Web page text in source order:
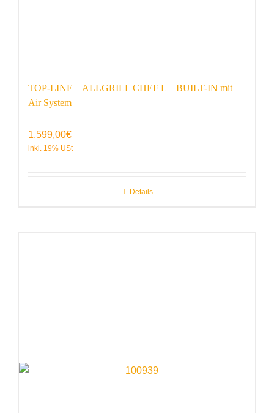
TOP-LINE – ALLGRILL CHEF L – BUILT-IN mit
Air System
1.599,00€
Details